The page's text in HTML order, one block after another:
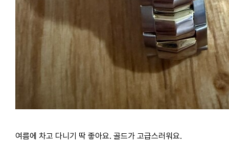
여름에 차고 다니기 딱 좋아요. 골드가 고급스러워요.